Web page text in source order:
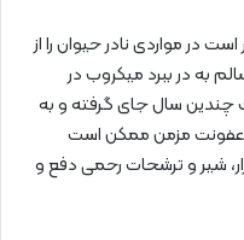
در مواردی نادر حيوان را از
به در ببرد ميكروب در
چندين سال جای گرفته و به
عفونت مزمن ‏ممكن است
شير و ترشحات رحمی دفع و